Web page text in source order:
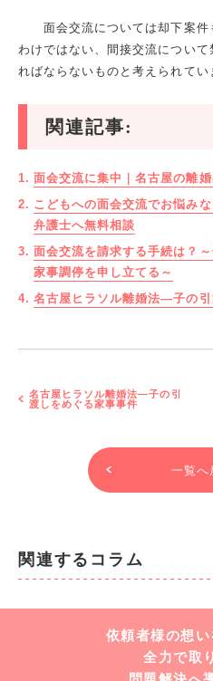
面会交流については却下案件
わけではない、間接交流につい
ればならないものと考えられてい
関連記事:
面会交流に集中｜名古屋の離
こどもへの面会交流でお悩み
弁護士へ無料相談
面会交流を請求する手続は？
家事調停を申し立てる～
名古屋ヒラソル離婚法―子の
名古屋ヒラソル離婚法―子の引
渡しをめぐる家事事件
一覧へ
関連するコラム
依頼者様の想い
全力で取